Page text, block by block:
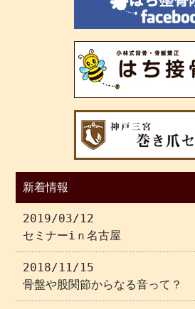
新着情報
2019/03/12
セミナーiｎ名古屋
2018/11/15
骨盤や股関節からなる音って？